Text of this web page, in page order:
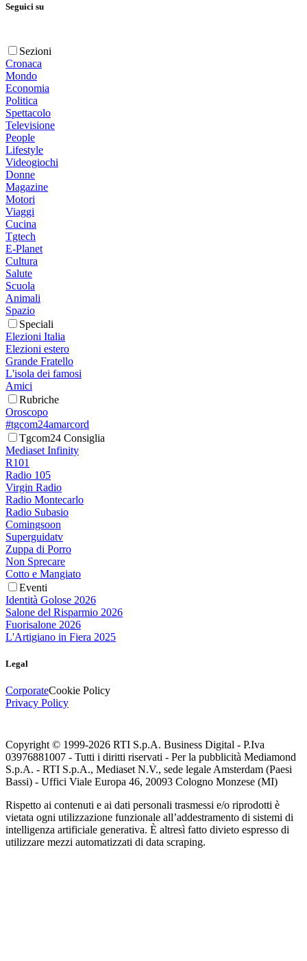
Seguici su
Sezioni
Cronaca
Mondo
Economia
Politica
Spettacolo
Televisione
People
Lifestyle
Videogiochi
Donne
Magazine
Motori
Viaggi
Cucina
Tgtech
E-Planet
Cultura
Salute
Scuola
Animali
Spazio
Speciali
Elezioni Italia
Elezioni estero
Grande Fratello
L'isola dei famosi
Amici
Rubriche
Oroscopo
#tgcom24amarcord
Tgcom24 Consiglia
Mediaset Infinity
R101
Radio 105
Virgin Radio
Radio Montecarlo
Radio Subasio
Comingsoon
Superguidatv
Zuppa di Porro
Non Sprecare
Cotto e Mangiato
Eventi
Identità Golose 2026
Salone del Risparmio 2026
Fuorisalone 2026
L'Artigiano in Fiera 2025
Legal
CorporateCookie Policy
Privacy Policy
Copyright © 1999-2026 RTI S.p.A. Business Digital - P.Iva
03976881007 - Tutti i diritti riservati - Per la pubblicità Mediamond
S.p.A. - RTI S.p.A., Mediaset N.V., sede legale Amsterdam (Paesi
Bassi) - Uffici Viale Europa 46, 20093 Cologno Monzese (MI)
Rispetto ai contenuti e ai dati personali trasmessi e/o riprodotti è
vietata ogni utilizzazione funzionale all’addestramento di sistemi di
intelligenza artificiale generativa. È altresì fatto divieto espresso di
utilizzare mezzi automatizzati di data scraping.